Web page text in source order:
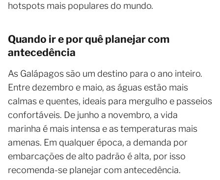
hotspots mais populares do mundo.
Quando ir e por quê planejar com
antecedência
As Galápagos são um destino para o ano inteiro.
Entre dezembro e maio, as águas estão mais
calmas e quentes, ideais para mergulho e passeios
confortáveis. De junho a novembro, a vida
marinha é mais intensa e as temperaturas mais
amenas. Em qualquer época, a demanda por
embarcações de alto padrão é alta, por isso
recomenda-se planejar com antecedência.